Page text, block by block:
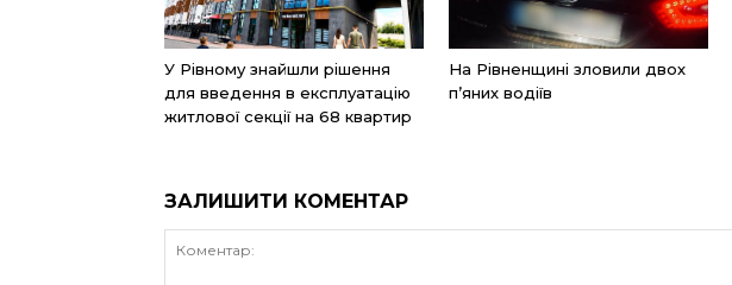
У Рівному знайшли рішення
для введення в експлуатацію
житлової секції на 68 квартир
На Рівненщині зловили двох
п’яних водіїв
ЗАЛИШИТИ КОМЕНТАР